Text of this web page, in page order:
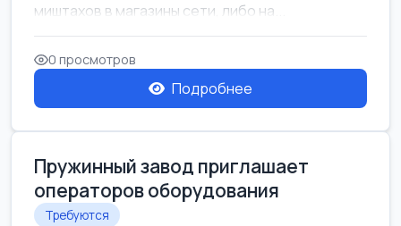
миштахов в магазины сети, либо на...
0 просмотров
Подробнее
Пружинный завод приглашает
операторов оборудования
Требуются